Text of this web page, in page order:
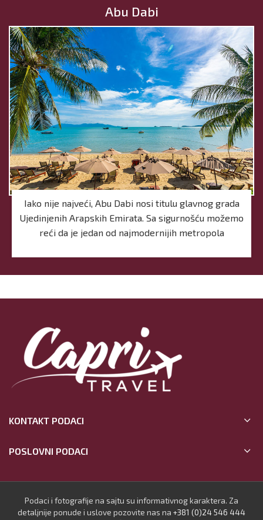
Abu Dabi
Iako nije najveći, Abu Dabi nosi titulu glavnog grada
Ujedinjenih Arapskih Emirata. Sa sigurnošću možemo
reći da je jedan od najmodernijih metropola
KONTAKT PODACI
POSLOVNI PODACI
Podaci i fotografije na sajtu su informativnog karaktera. Za
detaljnije ponude i uslove pozovite nas na +381 (0)24 546 444